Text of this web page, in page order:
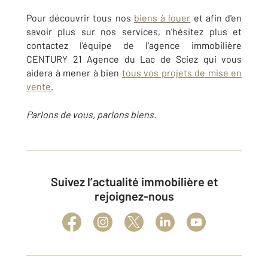
Pour découvrir tous nos biens à louer et afin d'en
savoir plus sur nos services, n'hésitez plus et
contactez l'équipe de l'agence immobilière
CENTURY 21 Agence du Lac de Sciez qui vous
aidera à mener à bien tous vos projets de mise en
vente.
Parlons de vous, parlons biens.
Suivez l’actualité immobilière et
rejoignez-nous